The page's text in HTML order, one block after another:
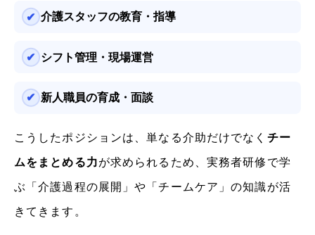
介護スタッフの教育・指導
シフト管理・現場運営
新人職員の育成・面談
こうしたポジションは、単なる介助だけでなく チー
ムをまとめる力が求められるため、実務者研修で学
ぶ「介護過程の展開」や「チームケア」の知識が活
きてきます。